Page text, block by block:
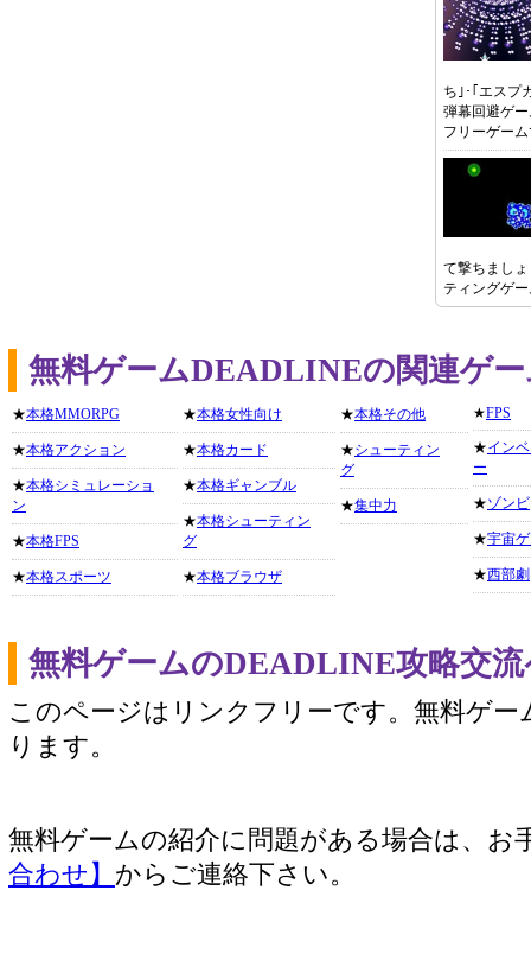
ち｣･｢エスプ
弾幕回避ゲ
フリーゲー
て撃ちまし
ティングゲ
無料ゲームDEADLINEの関連ゲ
★本格MMORPG
★本格アクション
★本格シミュレーショ
ン
★本格FPS
★本格スポーツ
★本格女性向け
★本格カード
★本格ギャンブル
★本格シューティン
グ
★本格ブラウザ
★本格その他
★シューティン
グ
★集中力
★FPS
★イン
ー
★ゾンビ
★宇宙
★西部劇
無料ゲームのDEADLINE攻略交
このページはリンクフリーです。無料ゲー
ります。
無料ゲームの紹介に問題がある場合は、お
合わせ】 からご連絡下さい。